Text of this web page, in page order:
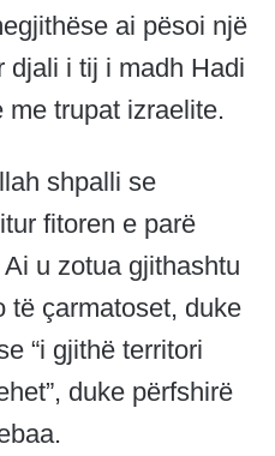
ai pësoi një
djali i tij i madh Hadi
me trupat izraelite.
shpalli se
fitoren e parë
u zotua gjithashtu
të çarmatoset, duke
“i gjithë territori
duke përfshirë